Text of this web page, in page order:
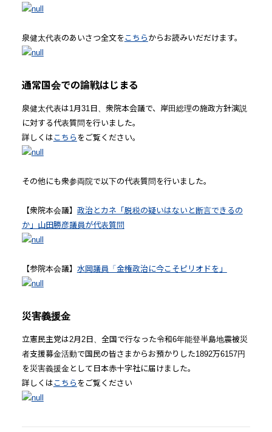
泉健太代表のあいさつ全文を こちら からお読みいだだけます。
通常国会での論戦はじまる
泉健太代表は1月31日、衆院本会議で、岸田総理の施政方針演説
に対する代表質問を行いました。
詳しくは こちら をご覧ください。
その他にも衆参両院で以下の代表質問を行いました。
【衆院本会議】 政治とカネ「脱税の疑いはないと断言できるの
か」山田勝彦議員が代表質問
【参院本会議】 水岡議員「金権政治に今こそピリオドを」
災害義援金
立憲民主党は2月2日、全国で行なった令和6年能登半島地震被災
者支援募金活動で国民の皆さまからお預かりした1892万6157円
を災害義援金として日本赤十字社に届けました。
詳しくは こちら をご覧ください